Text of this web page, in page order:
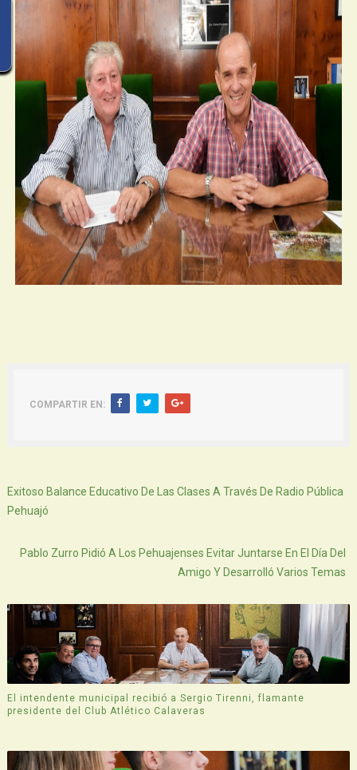
COMPARTIR EN:
Exitoso Balance Educativo De Las Clases A Través De Radio Pública
Pehuajó
Pablo Zurro Pidió A Los Pehuajenses Evitar Juntarse En El Día Del
Amigo Y Desarrolló Varios Temas
El intendente municipal recibió a Sergio Tirenni, flamante
presidente del Club Atlético Calaveras